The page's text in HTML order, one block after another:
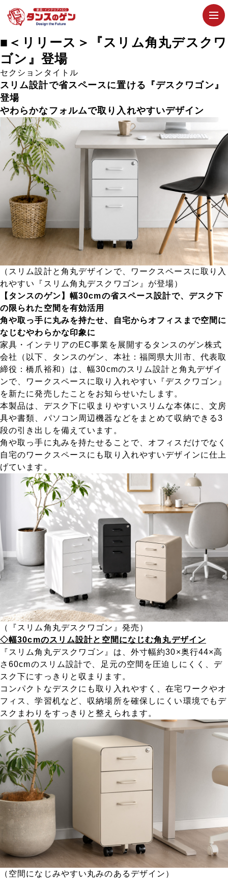
■＜リリース＞『スリム角丸デスクワ
ゴン』登場
セクションタイトル
スリム設計で省スペースに置ける『デスクワゴン』
登場
やわらかなフォルムで取り入れやすいデザイン
（スリム設計と角丸デザインで、ワークスペースに取り入
れやすい『スリム角丸デスクワゴン』が登場）
【タンスのゲン】幅30cmの省スペース設計で、デスク下
の限られた空間を有効活用
角や取っ手に丸みを持たせ、自宅からオフィスまで空間に
なじむやわらかな印象に
家具・インテリアのEC事業を展開するタンスのゲン株式
会社（以下、タンスのゲン、本社：福岡県大川市、代表取
締役：橋爪裕和）は、幅30cmのスリム設計と角丸デザイ
ンで、ワークスペースに取り入れやすい『デスクワゴン』
を新たに発売したことをお知らせいたします。
本製品は、デスク下に収まりやすいスリムな本体に、文房
具や書類、パソコン周辺機器などをまとめて収納できる3
段の引き出しを備えています。
角や取っ手に丸みを持たせることで、オフィスだけでなく
自宅のワークスペースにも取り入れやすいデザインに仕上
げています。
（『スリム角丸デスクワゴン』発売）
◇幅30cmのスリム設計と空間になじむ角丸デザイン
『スリム角丸デスクワゴン』は、外寸幅約30×奥行44×高
さ60cmのスリム設計で、足元の空間を圧迫しにくく、デ
スク下にすっきりと収まります。
コンパクトなデスクにも取り入れやすく、在宅ワークやオ
フィス、学習机など、収納場所を確保しにくい環境でもデ
スクまわりをすっきりと整えられます。
（空間になじみやすい丸みのあるデザイン）